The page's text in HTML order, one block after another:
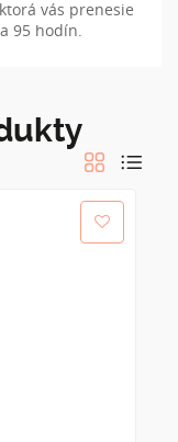
vás prenesie
95 hodín.